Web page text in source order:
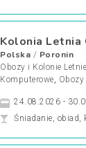
Kolonia
Polska / Poronin
Obozy i Kolonie Letnie
Komputerowe,
24.08.2026 -
Śniadanie, obiad,